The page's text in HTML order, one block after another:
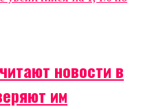
новости в
им